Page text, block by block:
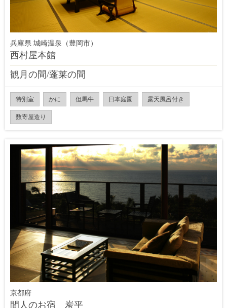
兵庫県 城崎温泉（豊岡市）
西村屋本館
観月の間/蓬莱の間
特別室 かに 但馬牛 日本庭園 露天風呂付き
数寄屋造り
京都府
間人のお宿 炭平